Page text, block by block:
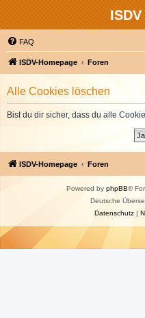
FAQ
ISDV-Homepage Foren
Alle Cookies löschen
Bist du dir sicher, dass du alle
ISDV-Homepage Foren
Powered by phpBB®
Deutsche
Datenschutz|